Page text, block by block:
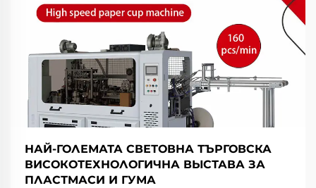
НАЙ-ГОЛЕМАТА СВЕТОВНА ТЪРГОВСКА
ВИСОКОТЕХНОЛОГИЧНА ВЫСТАВА ЗА
ПЛАСТМАСИ И ГУМА